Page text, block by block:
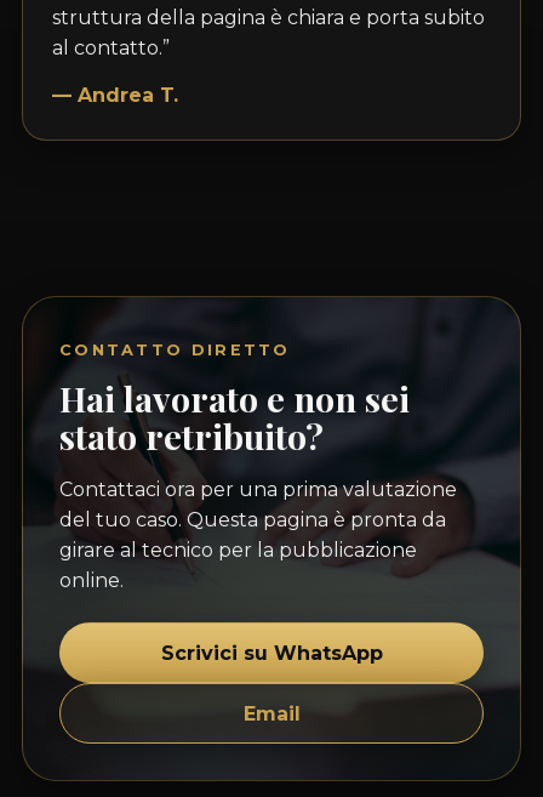
struttura della pagina è chiara e porta subito
al contatto.”
— Andrea T.
CONTATTO DIRETTO
Hai lavorato e non sei
stato retribuito?
Contattaci ora per una prima valutazione
del tuo caso. Questa pagina è pronta da
girare al tecnico per la pubblicazione
online.
Scrivici su WhatsApp
Email